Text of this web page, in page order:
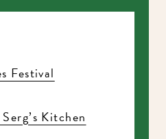
Festival
Kitchen